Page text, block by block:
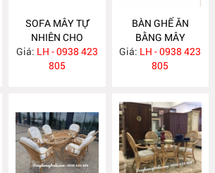
SOFA MÂY TỰ
NHIÊN CHO
PHÒNG KHÁCH
MA733
Giá: LH - 0938 423
805
BÀN GHẾ ĂN
BẰNG MÂY
MA732
Giá: LH - 0938 423
805